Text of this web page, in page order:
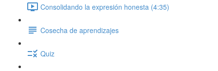
Consolidando la expresión honesta (4:35)
Cosecha de aprendizajes
Quiz